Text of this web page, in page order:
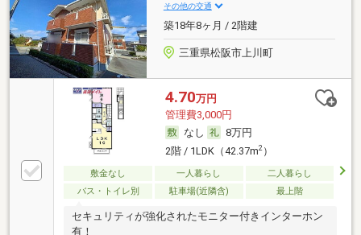
その他の交通
築18年8ヶ月 / 2階建
三重県松阪市上川町
4.70万円
管理費3,000円
なし
8万円
2階 / 1LDK（42.37m2）
敷金なし 一人暮らし
二人暮らし
バス・トイレ別
駐車場(近隣含) 最上階
セキュリティが強化されたモニター付きインターホン
有！